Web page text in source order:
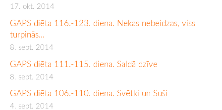
17. okt. 2014
GAPS diēta 116.-123. diena. Nekas nebeidzas, viss
turpinās...
8. sept. 2014
GAPS diēta 111.-115. diena. Saldā dzīve
8. sept. 2014
GAPS diēta 106.-110. diena. Svētki un Suši
4. sept. 2014